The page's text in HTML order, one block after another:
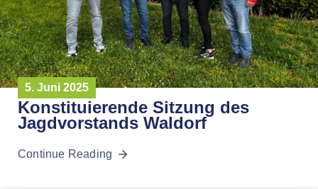
5. Juni 2025
Konstituierende Sitzung des
Jagdvorstands Waldorf
Continue Reading